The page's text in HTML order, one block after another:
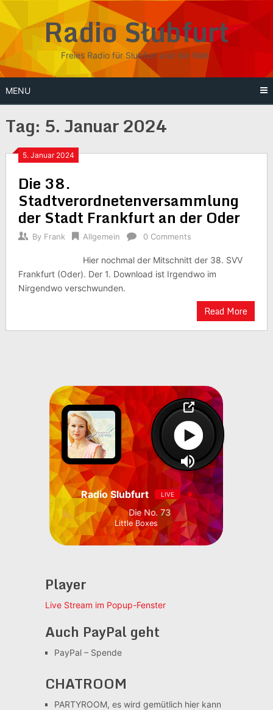
Skip
to
content
Radio Słubfurt
Freies Radio für Słubfurt und die Welt.
MENU
Tag: 5. Januar 2024
5. Januar 2024
Die 38.
Stadtverordnetenversammlung
der Stadt Frankfurt an der Oder
By Frank Allgemein 0 Comments
Hier nochmal der Mitschnitt der 38. SVV
Frankfurt (Oder). Der 1. Download ist Irgendwo im
Nirgendwo verschwunden.
Read More
Radio Slubfurt LIVE
Die No. 73
Little Boxes
Player
Live Stream im Popup-Fenster
Auch PayPal geht
PayPal – Spende
CHATROOM
PARTYROOM, es wird gemütlichhier kann